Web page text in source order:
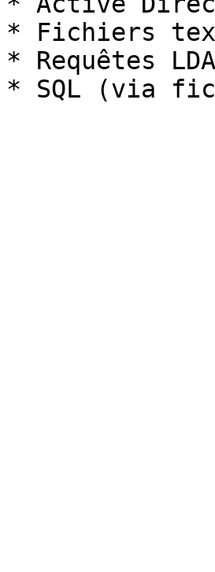
* Fichiers
* Requêtes